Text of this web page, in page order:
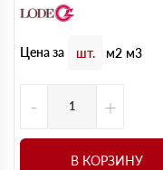
Цена за шт. м2 м3
- +
В КОРЗИНУ